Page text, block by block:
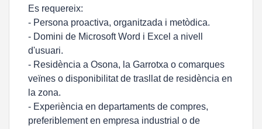
Es requereix:
- Persona proactiva, organitzada i metòdica.
- Domini de Microsoft Word i Excel a nivell
d'usuari.
- Residència a Osona, la Garrotxa o comarques
veïnes o disponibilitat de trasllat de residència en
la zona.
- Experiència en departaments de compres,
preferiblement en empresa industrial o de